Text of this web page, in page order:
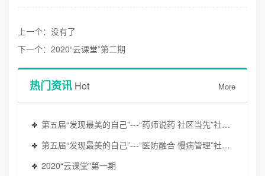
上一个：没有了
下一个：2020“云课堂”第二期
热门资讯 Hot More
第五届“发现最美的自己”---“药师说药 社区当先”社区药师科普短视频创作训练营
第五届“发现最美的自己”---“医防融合 慢病管理”社区医生安全用药真实病例评选
2020“云课堂”第一期